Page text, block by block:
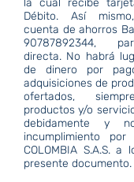
la cual recibe
Débito. Así
cuenta de ahorros
90787892344,
directa. No habrá
de dinero por
adquisiciones de
ofertados,
productos y/o
debidamente y
incumplimiento
COLOMBIA S.A.S.
presente documento.